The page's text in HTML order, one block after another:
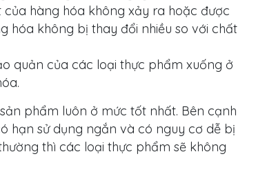
hàng hóa không xảy ra hoặc được
hóa không bị thay đổi nhiều so với chất
quản của các loại thực phẩm xuống ở
phẩm luôn ở mức tốt nhất. Bên cạnh
hạn sử dụng ngắn và có nguy cơ dễ bị
thì các loại thực phẩm sẽ không